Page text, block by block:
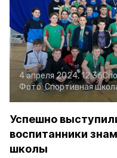
4 апреля 2024, 12:36
Фото:Спортивная
Успешно
воспитанники
школы